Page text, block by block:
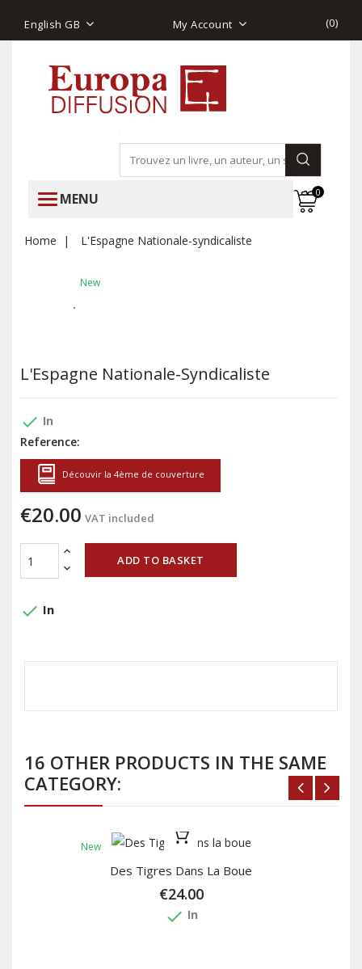
English GB My Account (0)
MENU 0
Home L'Espagne Nationale-syndicaliste
New
L'Espagne Nationale-Syndicaliste
done In
Reference:
Découvir la 4ème de couverture
€20.00 VAT included
ADD TO BASKET
done In
16 OTHER PRODUCTS IN THE SAME
CATEGORY:
New
Des Tigres Dans La Boue
€24.00
done In